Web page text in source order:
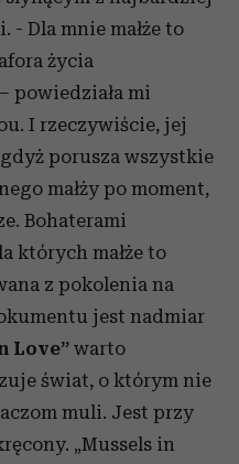
- Dla mnie małże to
życia
powiedziała mi
I rzeczywiście, jej
porusza wszystkie
małży po moment,
Bohaterami
których małże to
z pokolenia na
jest nadmiar
Love” warto
świat, o którym nie
muli. Jest przy
„Mussels in